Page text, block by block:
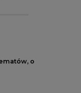
o